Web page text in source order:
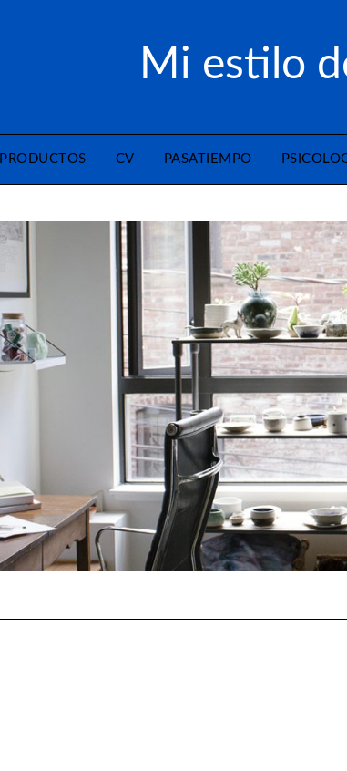
Mi estilo
PRODUCTOS CV PASATIEMPO